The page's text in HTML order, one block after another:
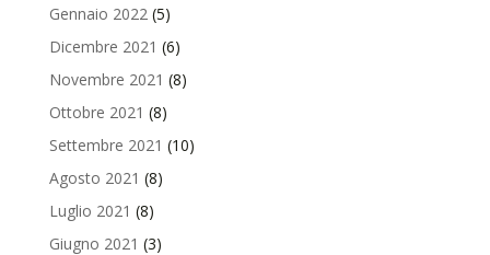
Gennaio 2022(5)
Dicembre 2021 (6)
Novembre 2021 (8)
Ottobre 2021 (8)
Settembre 2021 (10)
Agosto 2021 (8)
Luglio 2021 (8)
Giugno 2021 (3)